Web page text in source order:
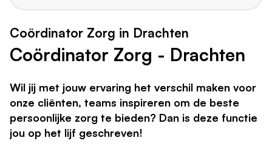
Coördinator Zorg in Drachten
Coördinator Zorg - Drachten
Wil jij met jouw ervaring het verschil maken voor
onze cliënten, teams inspireren om de beste
persoonlijke zorg te bieden? Dan is deze functie
jou op het lijf geschreven!